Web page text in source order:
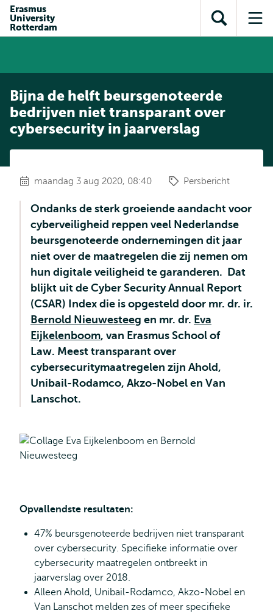
inhoud
Direct naar
subnavigatie
Erasmus
University
Rotterdam
Toon
zoekveld
Bijna de helft beursgenoteerde
bedrijven niet transparant over
cybersecurity in jaarverslag
maandag 3 aug 2020, 08:40 Persbericht
Ondanks de sterk groeiende aandacht voor
cyberveiligheid reppen veel Nederlandse
beursgenoteerde ondernemingen dit jaar
niet over de maatregelen die zij nemen om
hun digitale veiligheid te garanderen. Dat
blijkt uit de Cyber Security Annual Report
(CSAR) Index die is opgesteld door mr. dr. ir.
Bernold Nieuwesteeg en mr. dr. Eva
Eijkelenboom, van Erasmus School of
Law. Meest transparant over
cybersecuritymaatregelen zijn Ahold,
Unibail-Rodamco, Akzo-Nobel en Van
Lanschot.
Opvallendste resultaten:
47% beursgenoteerde bedrijven niet transparant
over cybersecurity. Specifieke informatie over
cybersecurity maatregelen ontbreekt in
jaarverslag over 2018.
Alleen Ahold, Unibail-Rodamco, Akzo-Nobel en
Van Lanschot melden zes of meer specifieke